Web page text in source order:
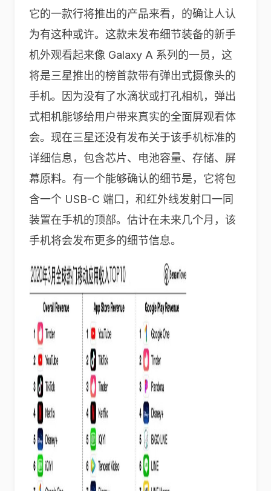
它的一款行将推出的产品来看，的确让人认
为有这种或许。这款未发布细节装备的新手
机外观看起来像 Galaxy A 系列的一员，这
将是三星推出的榜首款带有弹出式摄像头的
手机。因为没有了水滴状或打孔相机，弹出
式相机能够给用户带来真实的全面屏观看体
会。现在三星还没有发布关于该手机标准的
详细信息，包含芯片、电池容量、存储、屏
幕原料。有一个能够确认的细节是，它将包
含一个 USB-C 端口，和红外线发射口一同
装置在手机的顶部。估计在未来几个月，该
手机将会发布更多的细节信息。